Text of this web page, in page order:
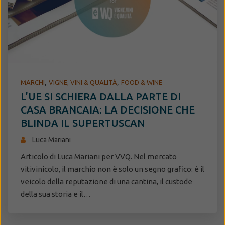
MARCHI, VIGNE, VINI & QUALITÀ, FOOD & WINE
L’UE SI SCHIERA DALLA PARTE DI
CASA BRANCAIA: LA DECISIONE CHE
BLINDA IL SUPERTUSCAN
Luca Mariani
Articolo di Luca Mariani per VVQ. Nel mercato
vitivinicolo, il marchio non è solo un segno grafico: è il
veicolo della reputazione di una cantina, il custode
della sua storia e il…